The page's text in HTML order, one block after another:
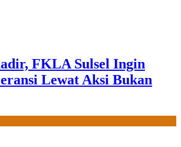
FKLA Sulsel Ingin
Lewat Aksi Bukan